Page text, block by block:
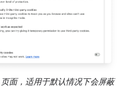
面，适用于默认情况下会屏蔽